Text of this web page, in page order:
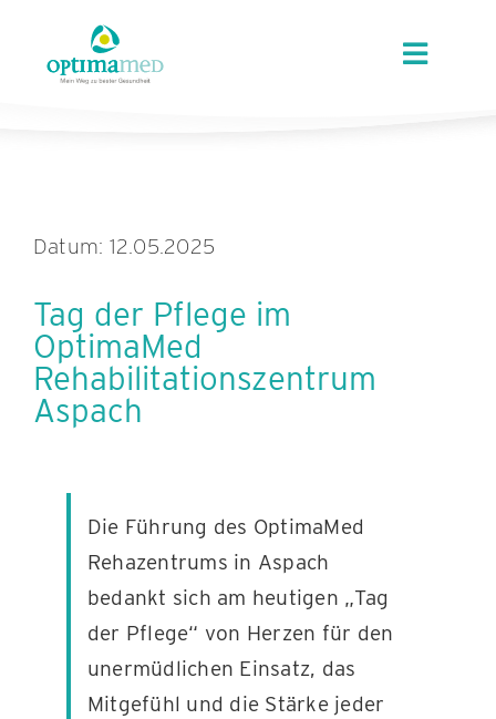
content
Toggle
ANGEBOTE
KARRIERE
AKTUELLES
KONTAKT
Datum: 12.05.2025
Tag der Pflege im
OptimaMed
Rehabilitationszentrum
Aspach
Die Führung des OptimaMed
Rehazentrums in Aspach
bedankt sich am heutigen „Tag
der Pflege“ von Herzen für den
unermüdlichen Einsatz, das
Mitgefühl und die Stärke jeder